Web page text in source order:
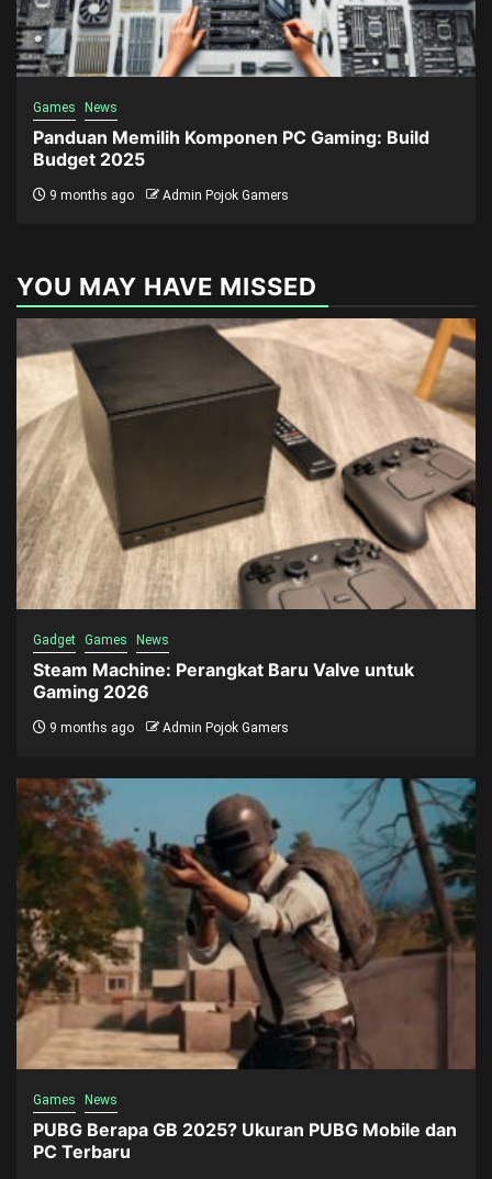
Games News
Panduan Memilih Komponen PC Gaming: Build
Budget 2025
9 months ago Admin Pojok Gamers
YOU MAY HAVE MISSED
Gadget Games News
Steam Machine: Perangkat Baru Valve untuk
Gaming 2026
9 months ago Admin Pojok Gamers
Games News
PUBG Berapa GB 2025? Ukuran PUBG Mobile dan
PC Terbaru